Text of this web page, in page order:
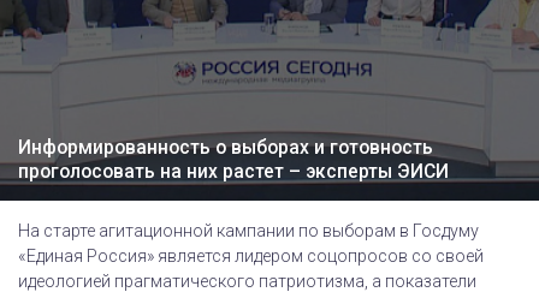
Информированность о выборах и готовность
проголосовать на них растет – эксперты ЭИСИ
На старте агитационной кампании по выборам в Госдуму
«Единая Россия» является лидером соцопросов со своей
идеологией прагматического патриотизма, а показатели